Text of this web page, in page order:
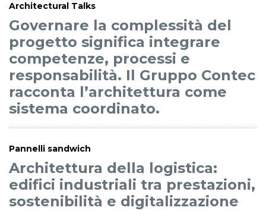
Architectural Talks
Governare la complessità del
progetto significa integrare
competenze, processi e
responsabilità. Il Gruppo Contec
racconta l’architettura come
sistema coordinato.
Pannelli sandwich
Architettura della logistica:
edifici industriali tra prestazioni,
sostenibilità e digitalizzazione